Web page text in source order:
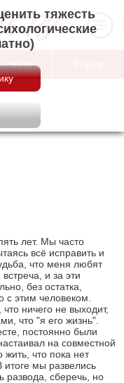
тяжесть
сайте
лет. Мы часто
всё исправить и
что меня любят
и за эти
без остатка,
с этим человеком.
ничего не выходит,
что "я его жизнь".
постоянно были
на совместной
что пока нет
итоге мы развелись
развода, сберечь, но